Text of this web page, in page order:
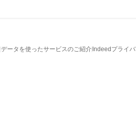
データを使ったサービスのご紹介 Indeedプライ